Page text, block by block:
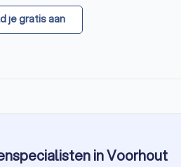
je gratis aan
in Voorhout